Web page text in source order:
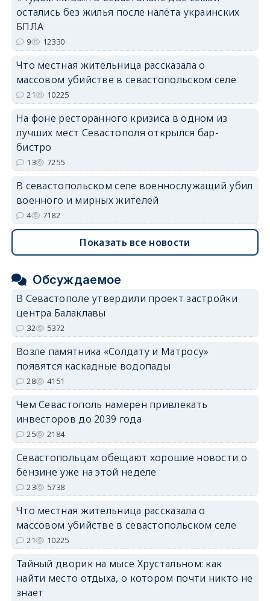
erid: 2SDnjdvhGXG
остались без жилья после налёта украинских
БПЛА
9 12330
Что местная жительница рассказала о
массовом убийстве в севастопольском селе
21 10225
На фоне ресторанного кризиса в одном из
лучших мест Севастополя открылся бар-
бистро
13 7255
В севастопольском селе военнослужащий убил
военного и мирных жителей
4 7182
Показать все новости
Обсуждаемое
В Севастополе утвердили проект застройки
центра Балаклавы
32 5372
Возле памятника «Солдату и Матросу»
появятся каскадные водопады
28 4151
Чем Севастополь намерен привлекать
инвесторов до 2039 года
25 2184
Севастопольцам обещают хорошие новости о
бензине уже на этой неделе
23 5738
Что местная жительница рассказала о
массовом убийстве в севастопольском селе
21 10225
Тайный дворик на мысе Хрустальном: как
найти место отдыха, о котором почти никто не
знает